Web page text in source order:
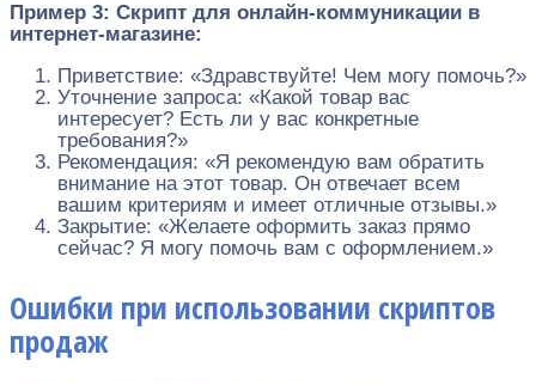
Пример 3: Скрипт для онлайн-коммуникации в
интернет-магазине:
Приветствие: «Здравствуйте! Чем могу помочь?»
Уточнение запроса: «Какой товар вас
интересует? Есть ли у вас конкретные
требования?»
Рекомендация: «Я рекомендую вам обратить
внимание на этот товар. Он отвечает всем
вашим критериям и имеет отличные отзывы.»
Закрытие: «Желаете оформить заказ прямо
сейчас? Я могу помочь вам с оформлением.»
Ошибки при использовании скриптов
продаж